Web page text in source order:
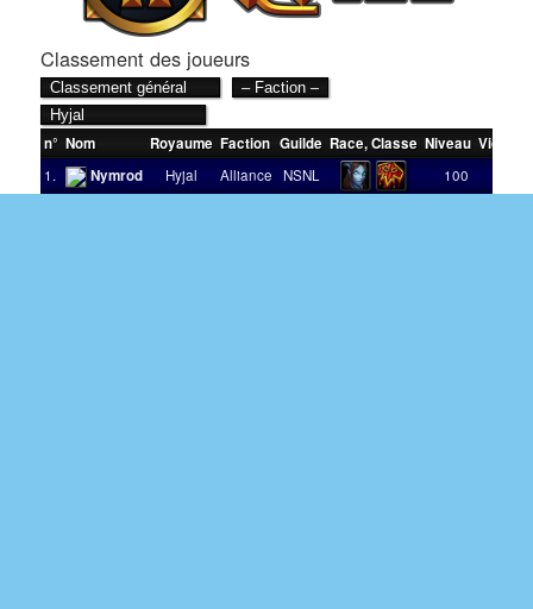
Classement des joueurs
n° Nom Royaume Faction Guilde Race,Classe Niveau
1. Nymrod Hyjal Alliance NSNL 100